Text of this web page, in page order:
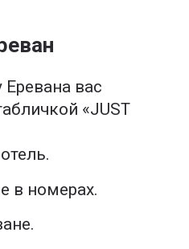
Еревана вас
«JUST
в номерах.